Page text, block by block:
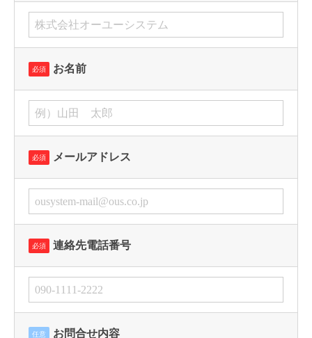
必須 お名前
必須 メールアドレス
必須 連絡先電話番号
任意 お問合せ内容